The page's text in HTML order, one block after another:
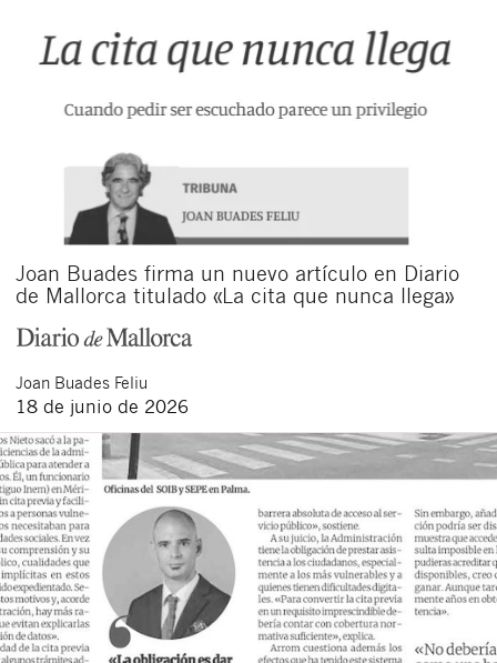
Joan Buades firma un nuevo artículo en Diario
de Mallorca titulado «La cita que nunca llega»
Joan Buades Feliu
18 de junio de 2026